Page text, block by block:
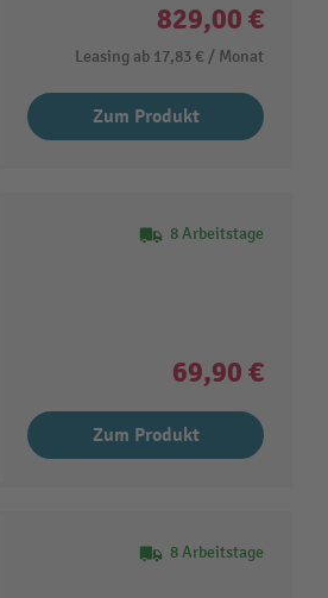
829,00 €
Leasing ab 17,83 € / Monat
Zum Produkt
8 Arbeitstage
69,90 €
Zum Produkt
8 Arbeitstage